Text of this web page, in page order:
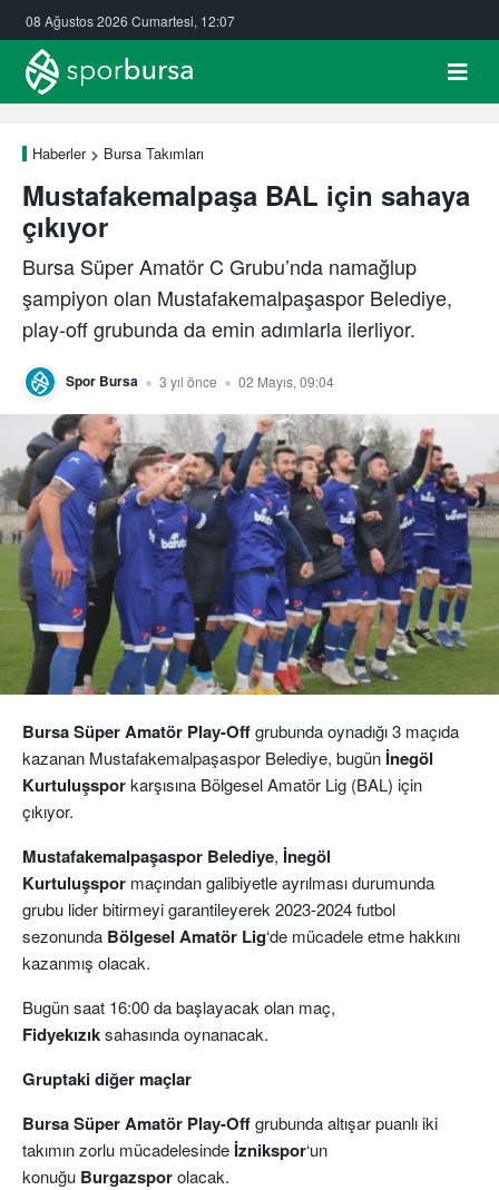
08 Ağustos 2026 Cumartesi, 12:07
Haberler Bursa Takımları
Mustafakemalpaşa BAL için sahaya
çıkıyor
Bursa Süper Amatör C Grubu’nda namağlup
şampiyon olan Mustafakemalpaşaspor Belediye,
play-off grubunda da emin adımlarla ilerliyor.
Spor Bursa 3 yıl önce 02 Mayıs, 09:04
Bursa Süper Amatör Play-Offgrubunda oynadığı 3 maçıda
kazanan Mustafakemalpaşaspor Belediye, bugün İnegöl
Kurtuluşsporkarşısına Bölgesel Amatör Lig (BAL) için
çıkıyor.
Mustafakemalpaşaspor Belediye, İnegöl
Kurtuluşspor maçından galibiyetle ayrılması durumunda
grubu lider bitirmeyi garantileyerek 2023-2024 futbol
sezonunda Bölgesel Amatör Lig‘de mücadele etme hakkını
kazanmış olacak.
Bugün saat 16:00 da başlayacak olan maç,
Fidyekızıksahasında oynanacak.
Gruptaki diğer maçlar
Bursa Süper Amatör Play-Offgrubunda altışar puanlı iki
takımın zorlu mücadelesinde İznikspor‘un
konuğu Burgazsporolacak.